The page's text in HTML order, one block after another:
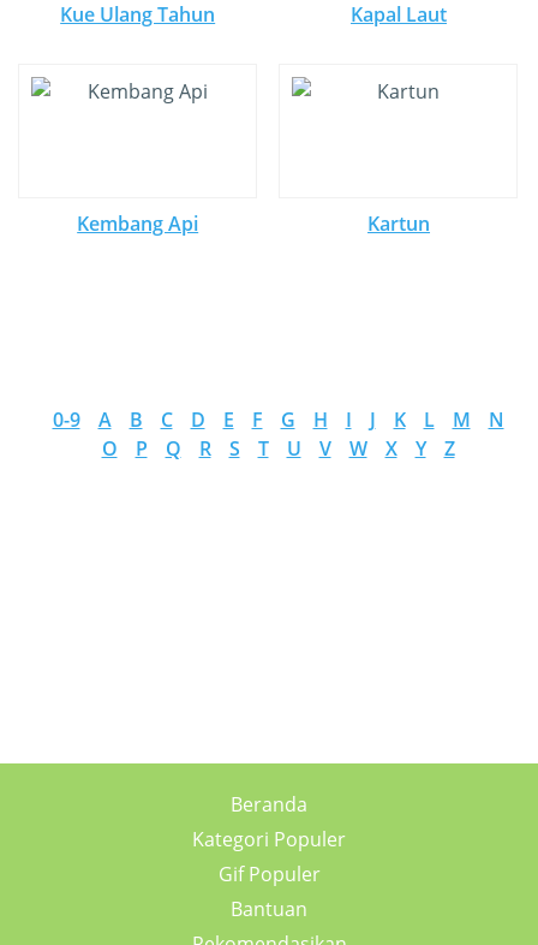
Kue Ulang Tahun Kapal Laut
Kembang Api Kartun
0-9 A B C D E F G H I J K L M
N
O
P Q R S T U V W X Y Z
Beranda
Kategori Populer
Gif Populer
Bantuan